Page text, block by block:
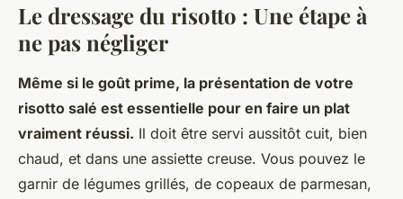
Le dressage du risotto : Une étape à
ne pas négliger
Même si le goût prime, la présentation de votre
risotto salé est essentielle pour en faire un plat
vraiment réussi. Il doit être servi aussitôt cuit, bien
chaud, et dans une assiette creuse. Vous pouvez le
garnir de légumes grillés, de copeaux de parmesan,